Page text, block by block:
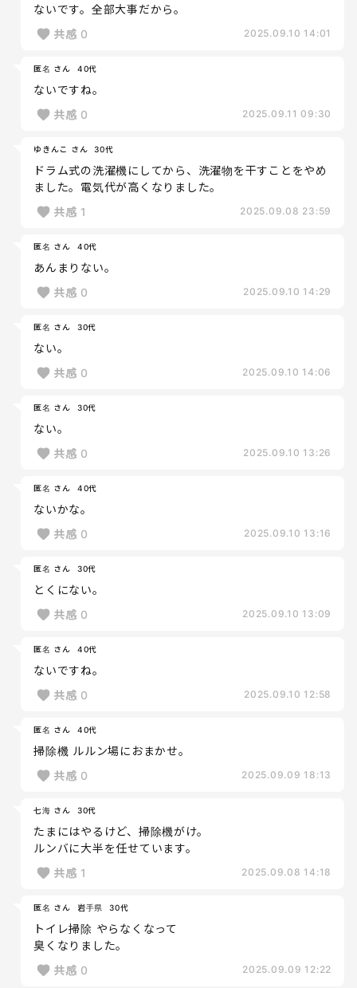
ないです。全部大事だから。
共感 0 2025.09.10 14:01
匿名 さん 40代
ないですね。
共感 0 2025.09.11 09:30
ゆきんこ さん 30代
ドラム式の洗濯機にしてから、洗濯物を干すことをやめ
ました。電気代が高くなりました。
共感 1 2025.09.08 23:59
匿名 さん 40代
あんまりない。
共感 0 2025.09.10 14:29
匿名 さん 30代
ない。
共感 0 2025.09.10 14:06
匿名 さん 30代
ない。
共感 0 2025.09.10 13:26
匿名 さん 40代
ないかな。
共感 0 2025.09.10 13:16
匿名 さん 30代
とくにない。
共感 0 2025.09.10 13:09
匿名 さん 40代
ないですね。
共感 0 2025.09.10 12:58
匿名 さん 40代
掃除機 ルルン場におまかせ。
共感 0 2025.09.09 18:13
七海 さん 30代
たまにはやるけど、掃除機がけ。
ルンバに大半を任せています。
共感 1 2025.09.08 14:18
匿名 さん 岩手県 30代
トイレ掃除 やらなくなって
臭くなりました。
共感 0 2025.09.09 12:22